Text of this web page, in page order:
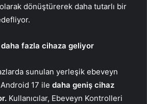
dönüştürerek daha tutarlı bir
fazla cihaza geliyor
sunulan yerleşik ebeveyn
17 ile daha geniş cihaz
Kullanıcılar, Ebeveyn Kontrolleri